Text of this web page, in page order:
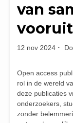
van
12 nov 2024
Open access
rol in de wereld
deze publicaties
onderzoekers,
zonder